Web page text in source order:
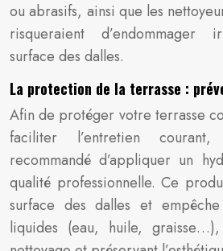
ou abrasifs, ainsi que les
risqueraient d’endommager
surface des dalles.
La protection de la terrasse :
Afin de protéger votre terrasse
faciliter l’entretien
recommandé d’appliquer un
qualité professionnelle. Ce
surface des dalles et
liquides (eau, huile,